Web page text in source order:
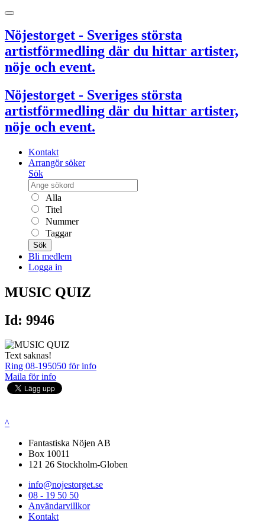
Nöjestorget - Sveriges största
artistförmedling där du hittar artister,
nöje och event.
Nöjestorget - Sveriges största
artistförmedling där du hittar artister,
nöje och event.
Kontakt
Arrangör söker
Sök
Alla
Titel
Nummer
Taggar
Sök
Bli medlem
Logga in
MUSIC QUIZ
Id: 9946
Text saknas!
Ring 08-195050 för info
Maila för info
^
Fantastiska Nöjen AB
Box 10011
121 26 Stockholm-Globen
info@nojestorget.se
08 - 19 50 50
Användarvillkor
Kontakt